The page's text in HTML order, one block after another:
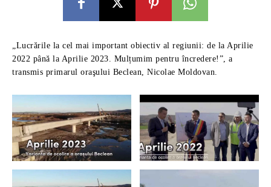
„Lucrările la cel mai important obiectiv al regiunii: de la Aprilie
2022 până la Aprilie 2023. Mulțumim pentru încredere!”, a
transmis primarul oraşului Beclean, Nicolae Moldovan.